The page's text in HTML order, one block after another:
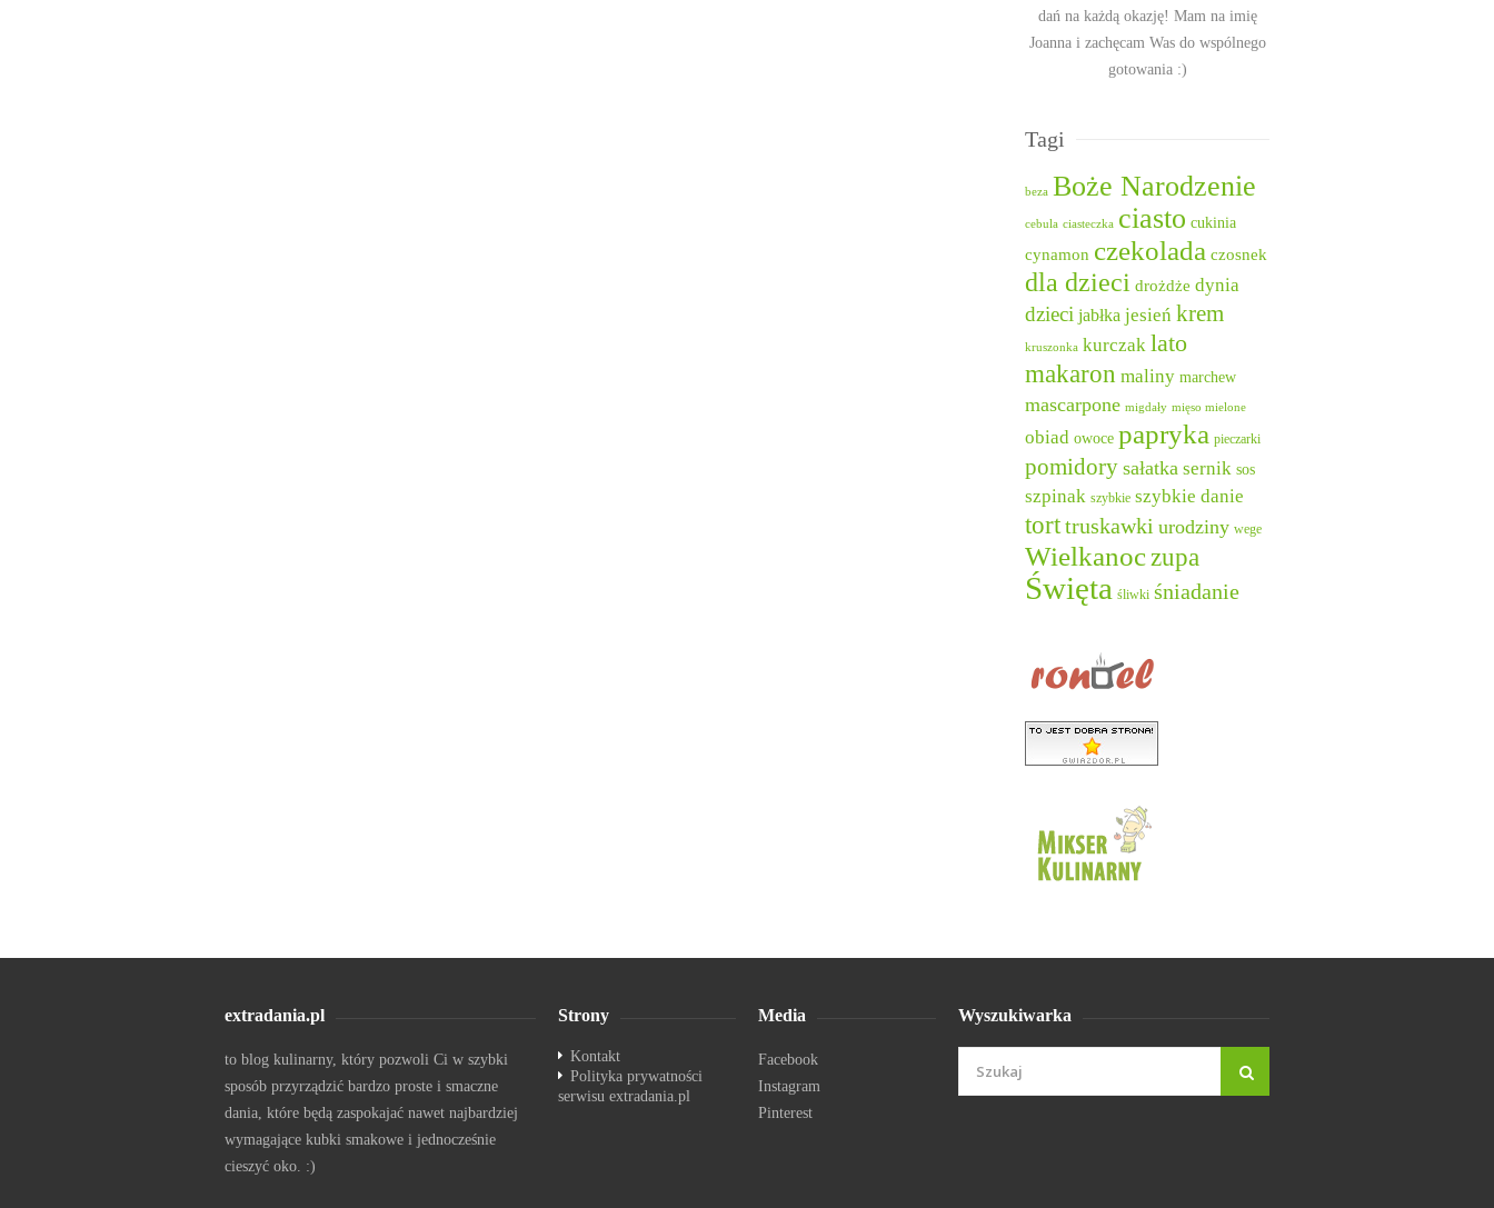
dań na każdą okazję! Mam na imię
Joanna i zachęcam Was do wspólnego
gotowania :)
Tagi
beza Boże Narodzenie
cebula ciasteczka ciasto cukinia
cynamon czekolada czosnek
dla dzieci drożdże dynia
dzieci jabłka jesień krem
kruszonka kurczak lato
makaron maliny marchew
mascarpone migdały mięso mielone
obiad owoce papryka pieczarki
pomidory sałatka sernik sos
szpinak szybkie szybkie danie
torttruskawki urodziny wege
Wielkanoczupa
Święta śliwki śniadanie
extradania.pl
to blog kulinarny, który pozwoli Ci w szybki
sposób przyrządzić bardzo proste i smaczne
dania, które będą zaspokajać nawet najbardziej
wymagające kubki smakowe i jednocześnie
cieszyć oko. :)
Strony
Kontakt
Polityka prywatności
serwisu extradania.pl
Media
Facebook
Instagram
Pinterest
Wyszukiwarka